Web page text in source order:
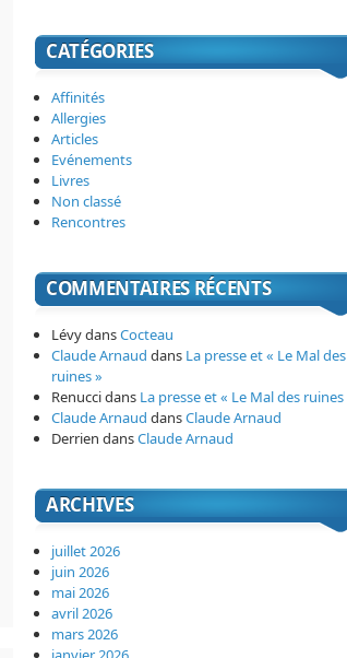
CATÉGORIES
Affinités
Allergies
Articles
Evénements
Livres
Non classé
Rencontres
COMMENTAIRES RÉCENTS
LévydansCocteau
Claude Arnaud dans La presse et « Le Mal des
ruines »
Renuccidans La presse et « Le Mal des ruines
Claude Arnaud dansClaude Arnaud
Derrien dansClaude Arnaud
ARCHIVES
juillet 2026
juin 2026
mai 2026
avril 2026
mars 2026